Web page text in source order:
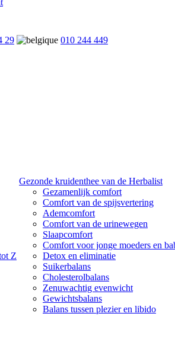
29
010 244 449
Z
Gezonde kruidenthee van de Herbalist
Gezamenlijk comfort
Comfort van de spijsvertering
Ademcomfort
Comfort van de urinewegen
Slaapcomfort
Comfort voor jonge moeders en
Detox en eliminatie
Suikerbalans
Cholesterolbalans
Zenuwachtig evenwicht
Gewichtsbalans
Balans tussen plezier en libido